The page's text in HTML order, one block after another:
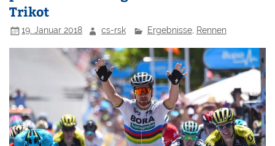
Trikot
19. Januar 2018 cs-rsk Ergebnisse, Rennen